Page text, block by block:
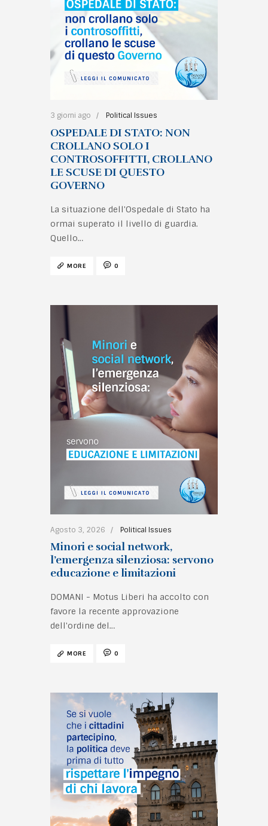
OSPEDALE DI STATO: NON
CROLLANO SOLO I
CONTROSOFFITTI, CROLLANO
LE SCUSE DI QUESTO
GOVERNO
3 giorni ago Political Issues
La situazione dell'Ospedale di Stato ha
ormai superato il livello di guardia.
Quello…
MORE 0
Minori e social network,
l’emergenza silenziosa: servono
educazione e limitazioni
Agosto 3, 2026 Political Issues
DOMANI - Motus Liberi ha accolto con
favore la recente approvazione
dell'ordine del…
MORE 0